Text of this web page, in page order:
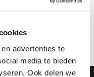
advertenties te
media te bieden
Ook delen we